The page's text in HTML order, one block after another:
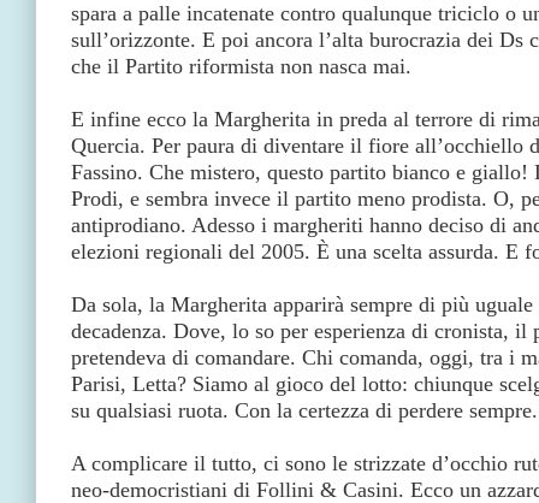
spara a palle incatenate contro qualunque triciclo o
sull’orizzonte. E poi ancora l’alta burocrazia dei Ds
che il Partito riformista non nasca mai.
E infine ecco la Margherita in preda al terrore di
Quercia. Per paura di diventare il fiore all’occhiello
Fassino. Che mistero, questo partito bianco e giallo!
Prodi, e sembra invece il partito meno prodista. O,
antiprodiano. Adesso i margheriti hanno deciso di
elezioni regionali del 2005. È una scelta assurda. E
Da sola, la Margherita apparirà sempre di più
decadenza. Dove, lo so per esperienza di cronista,
pretendeva di comandare. Chi comanda, oggi, tra i
Parisi, Letta? Siamo al gioco del lotto: chiunque
su qualsiasi ruota. Con la certezza di perdere sempre.
A complicare il tutto, ci sono le strizzate d’occhio
neo-democristiani di Follini & Casini. Ecco un